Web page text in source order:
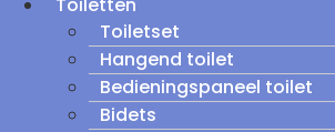
Toiletset
Hangend toilet
Bedieningspaneel toilet
Bidets